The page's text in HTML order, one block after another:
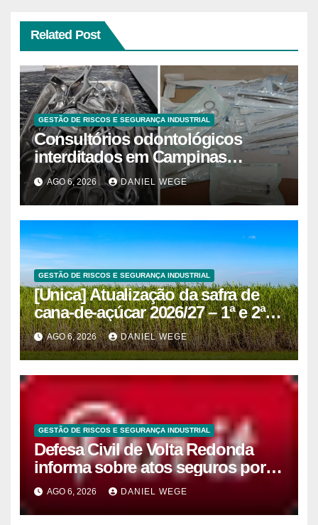
Related Post
GESTÃO DE RISCOS E SEGURANÇA INDUSTRIAL
Consultórios odontológicos
interditados em Campinas
superam 2025
AGO 6, 2026 DANIEL WEGE
GESTÃO DE RISCOS E SEGURANÇA INDUSTRIAL
[Unica] Atualização da safra de
cana-de-açúcar 2026/27 – 1ª e 2ª
quinzenas de junho
AGO 6, 2026 DANIEL WEGE
GESTÃO DE RISCOS E SEGURANÇA INDUSTRIAL
Defesa Civil de Volta Redonda
informa sobre atos seguros por
conta de efeitos meteorológicos
AGO 6, 2026 DANIEL WEGE